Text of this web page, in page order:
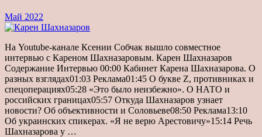
Май 2022
На Youtube-канале Ксении Собчак вышло совместное
интервью с Кареном Шахназаровым. Карен Шахназаров
Содержание Интервью 00:00 Кабинет Карена Шахназарова. О
разных взглядах01:03 Реклама01:45 О букве Z, противниках и
спецоперациях05:28 «Это было неизбежно». О НАТО и
российских границах05:57 Откуда Шахназаров узнает
новости? Об объективности и Соловьеве08:50 Реклама13:10
Об украинских спикерах. «Я не верю Арестовичу»15:14 Речь
Шахназарова у …